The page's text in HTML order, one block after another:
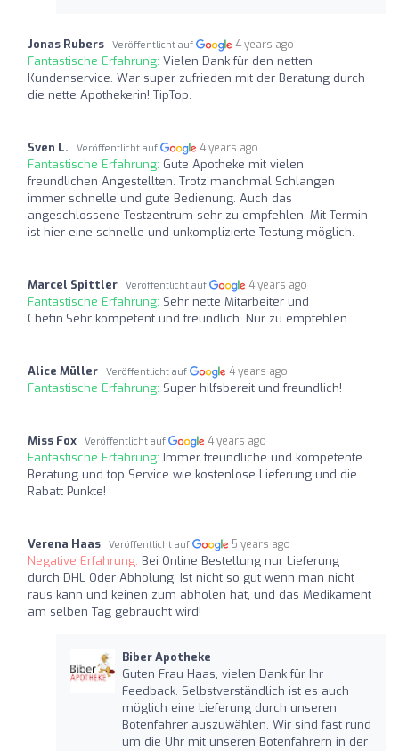
Jonas Rubers Veröffentlicht auf 4 years ago
Fantastische Erfahrung: Vielen Dank für den netten
Kundenservice. War super zufrieden mit der Beratung durch
die nette Apothekerin! TipTop.
Sven L. Veröffentlicht auf 4 years ago
Fantastische Erfahrung: Gute Apotheke mit vielen
freundlichen Angestellten. Trotz manchmal Schlangen
immer schnelle und gute Bedienung. Auch das
angeschlossene Testzentrum sehr zu empfehlen. Mit Termin
ist hier eine schnelle und unkomplizierte Testung möglich.
Marcel Spittler Veröffentlicht auf 4 years ago
Fantastische Erfahrung: Sehr nette Mitarbeiter und
Chefin.Sehr kompetent und freundlich. Nur zu empfehlen
Alice Müller Veröffentlicht auf 4 years ago
Fantastische Erfahrung: Super hilfsbereit und freundlich!
Miss Fox Veröffentlicht auf 4 years ago
Fantastische Erfahrung: Immer freundliche und kompetente
Beratung und top Service wie kostenlose Lieferung und die
Rabatt Punkte!
Verena Haas Veröffentlicht auf 5 years ago
Negative Erfahrung: Bei Online Bestellung nur Lieferung
durch DHL Oder Abholung. Ist nicht so gut wenn man nicht
raus kann und keinen zum abholen hat, und das Medikament
am selben Tag gebraucht wird!
Biber Apotheke
Guten Frau Haas, vielen Dank für Ihr
Feedback. Selbstverständlich ist es auch
möglich eine Lieferung durch unseren
Botenfahrer auszuwählen. Wir sind fast rund
um die Uhr mit unseren Botenfahrern in der